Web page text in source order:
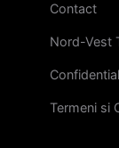
Contact
Nord-Vest
Termeni si